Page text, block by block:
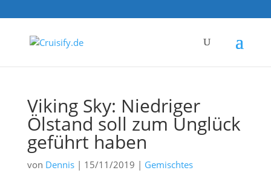
Viking Sky: Niedriger
Ölstand soll zum Unglück
geführt haben
von Dennis| 15/11/2019 | Gemischtes